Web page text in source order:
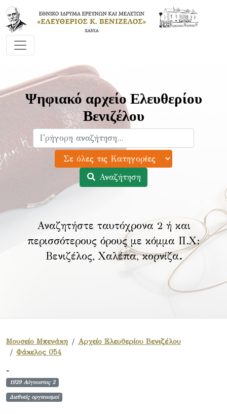
Ψηφιακό αρχείο Ελευθερίου
Βενιζέλου
Αναζήτηση
Αναζητήστε ταυτόχρονα 2 ή και
περισσότερους όρους με κόμμα Π.Χ:
Βενιζέλος, Χαλέπα, κορνίζα.
Μουσείο Μπενάκη
Αρχείο Ελευθερίου Βενιζέλου
Φάκελος 054
-
1929 Αύγουστος 2
Διεθνείς οργανισμοί